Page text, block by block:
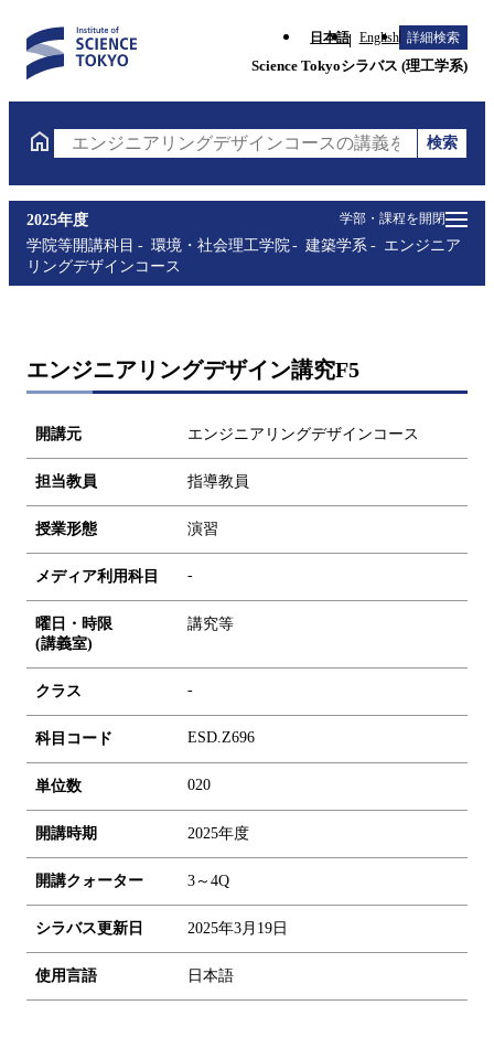
日本語 English 詳細検索
Science Tokyoシラバス (理工学系)
エンジニアリングデザインコースの講義を検索（講
検索
学部・課程を開閉
2025年度
学院等開講科目
環境・社会理工学院 建築学系
エンジニア
リングデザインコース
エンジニアリングデザイン講究F5
開講元 エンジニアリングデザインコース
担当教員 指導教員
授業形態 演習
メディア利用科目 -
曜日・時限
(講義室)
講究等
クラス -
科目コード ESD.Z696
単位数 020
開講時期 2025年度
開講クォーター 3～4Q
シラバス更新日 2025年3月19日
使用言語 日本語